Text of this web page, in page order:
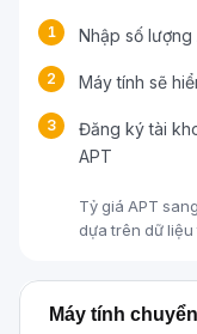
1 Nhập số lượng
2 Máy tính sẽ
3
Đăng ký tài
APT
Tỷ giá APT
dựa trên dữ
Máy tính